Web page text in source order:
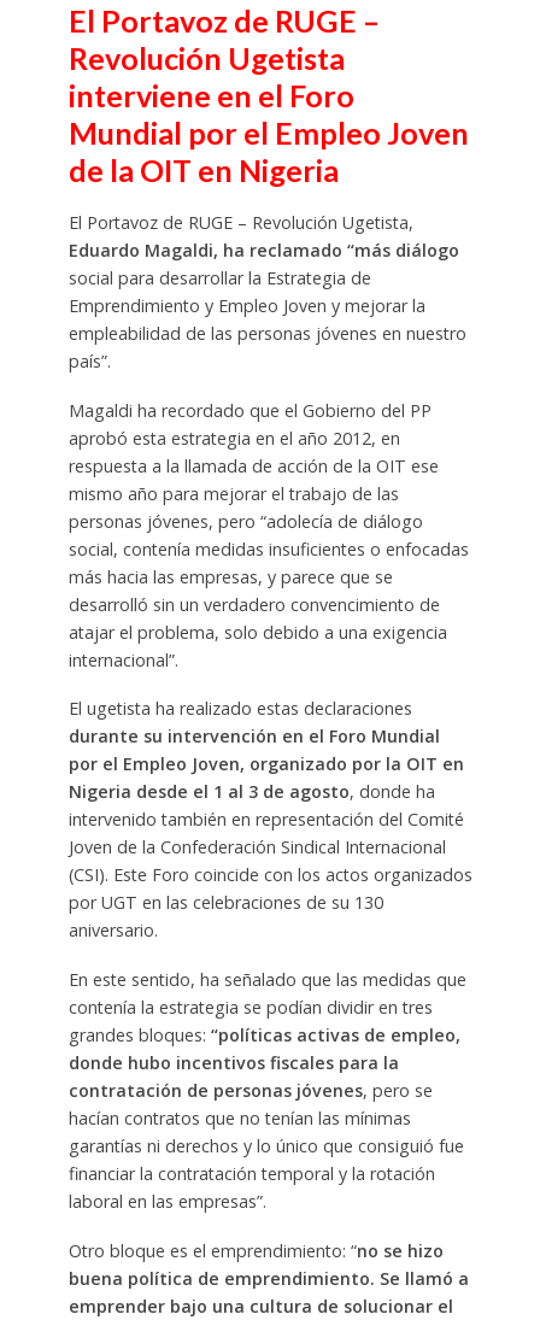
El Portavoz de RUGE –
Revolución Ugetista
interviene en el Foro
Mundial por el Empleo Joven
de la OIT en Nigeria
El Portavoz de RUGE – Revolución Ugetista,
Eduardo Magaldi, ha reclamado “más diálogo
social para desarrollar la Estrategia de
Emprendimiento y Empleo Joven y mejorar la
empleabilidad de las personas jóvenes en nuestro
país”.
Magaldi ha recordado que el Gobierno del PP
aprobó esta estrategia en el año 2012, en
respuesta a la llamada de acción de la OIT ese
mismo año para mejorar el trabajo de las
personas jóvenes, pero “adolecía de diálogo
social, contenía medidas insuficientes o enfocadas
más hacia las empresas, y parece que se
desarrolló sin un verdadero convencimiento de
atajar el problema, solo debido a una exigencia
internacional”.
El ugetista ha realizado estas declaraciones
durante su intervención en el Foro Mundial
por el Empleo Joven, organizado por la OIT en
Nigeria desde el 1 al 3 de agosto, donde ha
intervenido también en representación del Comité
Joven de la Confederación Sindical Internacional
(CSI). Este Foro coincide con los actos organizados
por UGT en las celebraciones de su 130
aniversario.
En este sentido, ha señalado que las medidas que
contenía la estrategia se podían dividir en tres
grandes bloques: “políticas activas de empleo,
donde hubo incentivos fiscales para la
contratación de personas jóvenes, pero se
hacían contratos que no tenían las mínimas
garantías ni derechos y lo único que consiguió fue
financiar la contratación temporal y la rotación
laboral en las empresas”.
Otro bloque es el emprendimiento: “no se hizo
buena política de emprendimiento. Se llamó a
emprender bajo una cultura de solucionar el